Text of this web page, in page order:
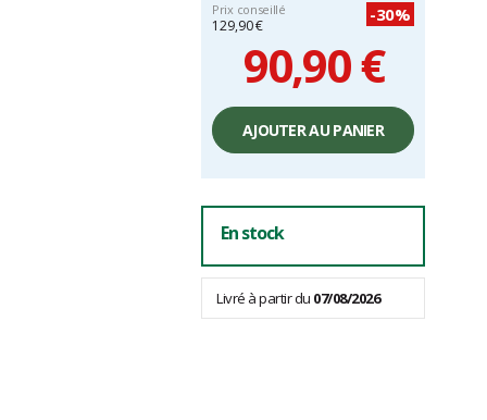
Prix conseillé
129,90 €
-30%
90,90 €
Prix
unitaire,
hors
frais
AJOUTER AU PANIER
En stock
Livré à partir du 07/08/2026